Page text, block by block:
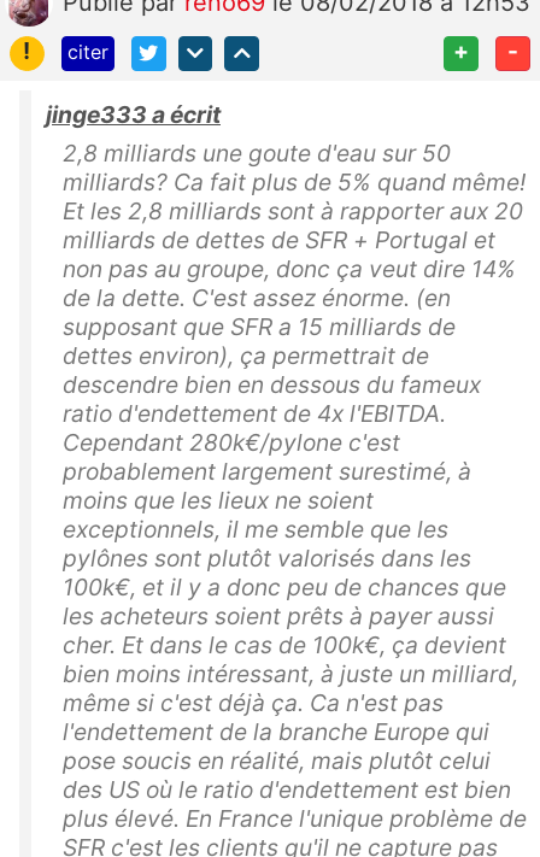
!
citer + -
jinge333 a écrit
2,8 milliards une goute d'eau sur 50
milliards? Ca fait plus de 5% quand même!
Et les 2,8 milliards sont à rapporter aux 20
milliards de dettes de SFR + Portugal et
non pas au groupe, donc ça veut dire 14%
de la dette. C'est assez énorme. (en
supposant que SFR a 15 milliards de
dettes environ), ça permettrait de
descendre bien en dessous du fameux
ratio d'endettement de 4x l'EBITDA.
Cependant 280k€/pylone c'est
probablement largement surestimé, à
moins que les lieux ne soient
exceptionnels, il me semble que les
pylônes sont plutôt valorisés dans les
100k€, et il y a donc peu de chances que
les acheteurs soient prêts à payer aussi
cher. Et dans le cas de 100k€, ça devient
bien moins intéressant, à juste un milliard,
même si c'est déjà ça. Ca n'est pas
l'endettement de la branche Europe qui
pose soucis en réalité, mais plutôt celui
des US où le ratio d'endettement est bien
plus élevé. En France l'unique problème de
SFR c'est les clients qu'il ne capture pas